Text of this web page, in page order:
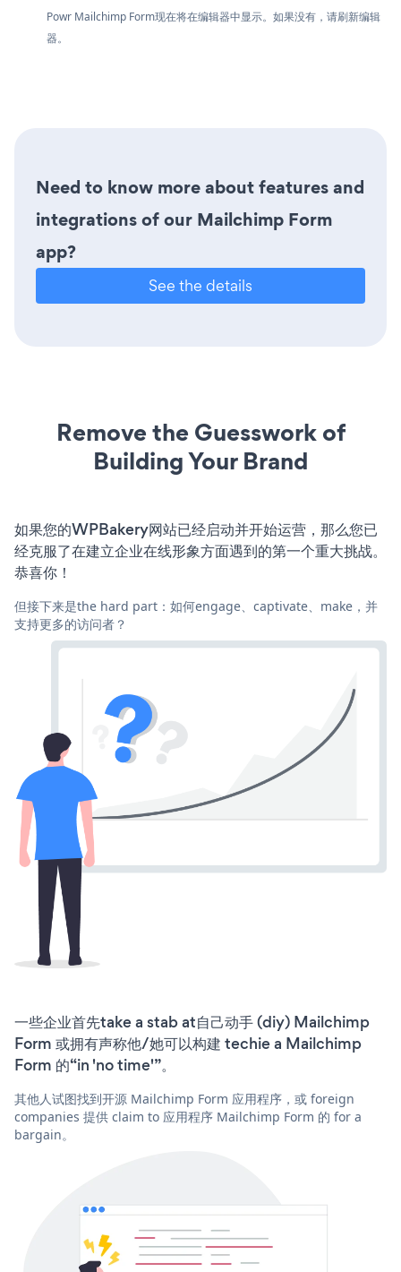
Powr Mailchimp Form现在将在编辑器中显示。如果没有，请刷新编辑
器。
Need to know more about features and
integrations of our Mailchimp Form
app?
See the details
Remove the Guesswork of
Building Your Brand
如果您的WPBakery网站已经启动并开始运营，那么您已
经克服了在建立企业在线形象方面遇到的第一个重大挑战。
恭喜你！
但接下来是the hard part：如何engage、captivate、make，并
支持更多的访问者？
一些企业首先take a stab at自己动手 (diy) Mailchimp
Form 或拥有声称他/她可以构建 techie a Mailchimp
Form 的“in 'no time'”。
其他人试图找到开源 Mailchimp Form 应用程序，或 foreign
companies 提供 claim to 应用程序 Mailchimp Form 的 for a
bargain。